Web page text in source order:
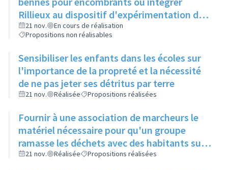
Rillieux au dispositif d'expérimentation des
déchetteries mobiles
21 nov.
En cours de réalisation
Propositions non réalisables
Sensibiliser les enfants dans les écoles sur
l'importance de la propreté et la nécessité
de ne pas jeter ses détritus par terre
21 nov. Réalisée Propositions réalisées
Fournir à une association de marcheurs le
matériel nécessaire pour qu'un groupe
ramasse les déchets avec des habitants sur
différents parcours
21 nov. Réalisée Propositions réalisées